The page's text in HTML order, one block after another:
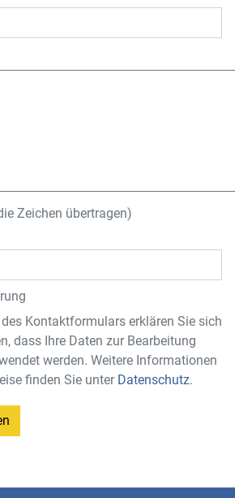
Zeichen übertragen)
Kontaktformulars erklären Sie sich
dass Ihre Daten zur Bearbeitung
werden. Weitere Informationen
finden Sie unter Datenschutz.